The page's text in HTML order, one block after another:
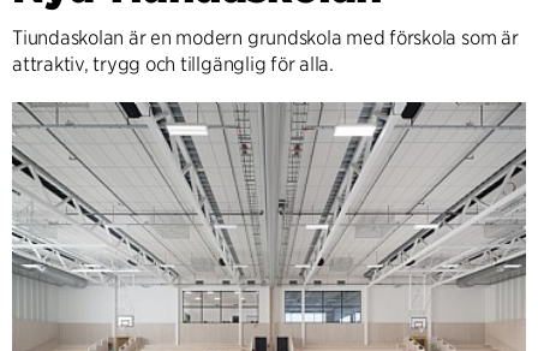
Tiundaskolan är en modern grundskola med förskola som är
attraktiv, trygg och tillgänglig för alla.